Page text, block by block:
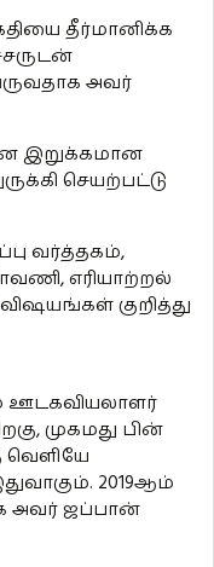
தீர்மானிக்க
அவர்
இறுக்கமான
செயற்பட்டு
வர்த்தகம்,
எரியாற்றல்
குறித்து
ஊடகவியலாளர்
முகமது பின்
வெளியே
2019ஆம்
அவர் ஜப்பான்